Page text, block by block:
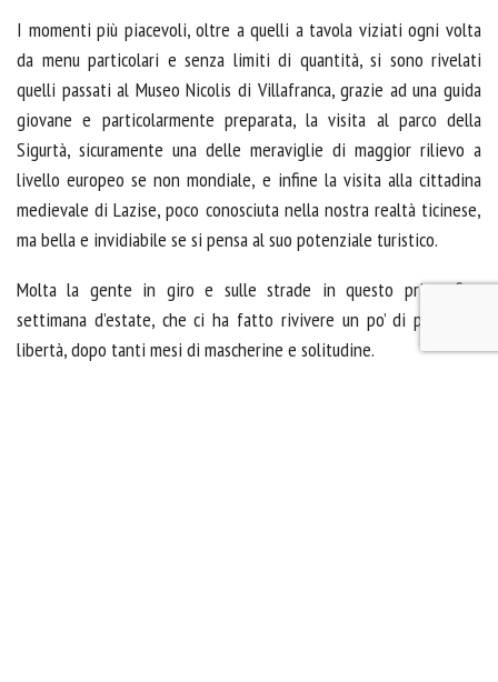
I momenti più piacevoli, oltre a quelli a tavola viziati ogni volta
da menu particolari e senza limiti di quantità, si sono rivelati
quelli passati al Museo Nicolis di Villafranca, grazie ad una guida
giovane e particolarmente preparata, la visita al parco della
Sigurtà, sicuramente una delle meraviglie di maggior rilievo a
livello europeo se non mondiale, e infine la visita alla cittadina
medievale di Lazise, poco conosciuta nella nostra realtà ticinese,
ma bella e invidiabile se si pensa al suo potenziale turistico.
Molta la gente in giro e sulle strade in questo primo fine
settimana d’estate, che ci ha fatto rivivere un po’ di piacere e
libertà, dopo tanti mesi di mascherine e solitudine.